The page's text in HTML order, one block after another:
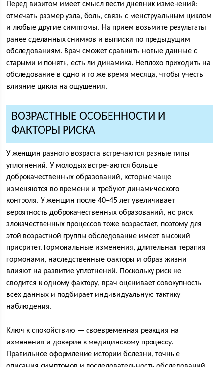
Перед визитом имеет смысл вести дневник изменений:
отмечать размер узла, боль, связь с менструальным циклом
и любые другие симптомы. На прием возьмите результаты
ранее сделанных снимков и выписки по предыдущим
обследованиям. Врач сможет сравнить новые данные с
старыми и понять, есть ли динамика. Неплохо приходить на
обследование в одно и то же время месяца, чтобы учесть
влияние цикла на ощущения.
ВОЗРАСТНЫЕ ОСОБЕННОСТИ И
ФАКТОРЫ РИСКА
У женщин разного возраста встречаются разные типы
уплотнений. У молодых встречаются больше
доброкачественных образований, которые чаще
изменяются во времени и требуют динамического
контроля. У женщин после 40–45 лет увеличивает
вероятность доброкачественных образований, но риск
злокачественных процессов тоже возрастает, поэтому для
этой возрастной группы обследование имеет высокий
приоритет. Гормональные изменения, длительная терапия
гормонами, наследственные факторы и образ жизни
влияют на развитие уплотнений. Поскольку риск не
сводится к одному фактору, врач оценивает совокупность
всех данных и подбирает индивидуальную тактику
наблюдения.
Ключ к спокойствию — своевременная реакция на
изменения и доверие к медицинскому процессу.
Правильное оформление истории болезни, точные